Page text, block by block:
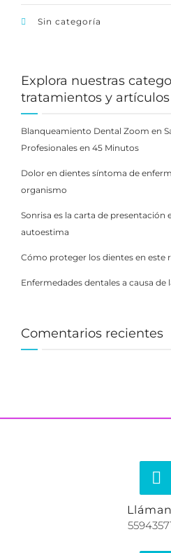
Sin categoría
Explora nuestras
tratamientos y
Blanqueamiento Dental Zoom en
Profesionales en 45 Minutos
Dolor en dientes síntoma de
organismo
Sonrisa es la carta de presentación
autoestima
Cómo proteger los dientes en este
Enfermedades dentales a causa de
Comentarios recientes